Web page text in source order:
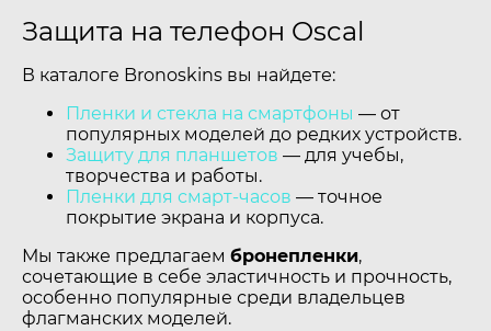
Защита на телефон Oscal
В каталоге Bronoskins вы найдете:
Пленки и стекла на смартфоны — от
популярных моделей до редких устройств.
Защиту для планшетов — для учебы,
творчества и работы.
Пленки для смарт-часов — точное
покрытие экрана и корпуса.
Мы также предлагаем бронепленки,
сочетающие в себе эластичность и прочность,
особенно популярные среди владельцев
флагманских моделей.